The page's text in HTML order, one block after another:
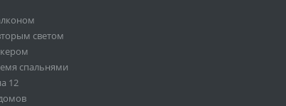
светом
спальнями
12